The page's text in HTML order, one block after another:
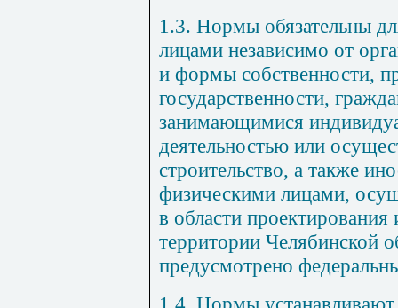
1.3. Нормы обязательны
лицами независимо от
и формы собственности,
государственности,
занимающимися
деятельностью или
строительство, а также
физическими лицами,
в области проектирования
территории Челябинской
предусмотрено
1.4. Нормы